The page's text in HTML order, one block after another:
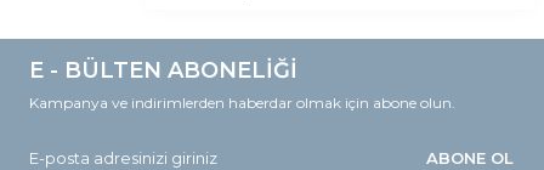
E - BÜLTEN ABONELİĞİ
Kampanya ve indirimlerden haberdar olmak için abone olun.
ABONE OL